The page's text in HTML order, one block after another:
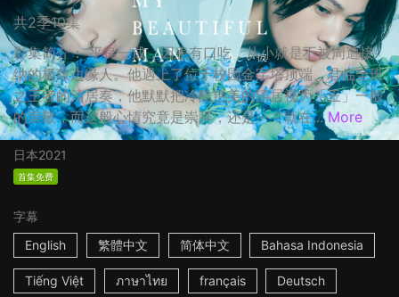
共2季10集
影集简介： 平良一成，因患有口吃，从小就是不被周遭接
纳的极致边缘人。他遇上了位于校园金字塔顶端、君临全班
之王者的清居奏，他默默把冷酷艳美的清居视为「王」一般
的崇敬，而这般心情究竟是崇拜，还是⋯？就在... More
日本2021
首集免费
字幕
English
繁體中文 简体中文 Bahasa Indonesia
Tiếng Việt ภาษาไทย français Deutsch